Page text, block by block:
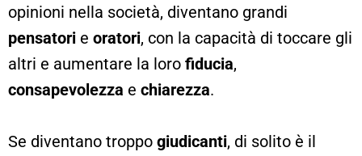
opinioni nella società, diventano grandi
pensatori e oratori, con la capacità di toccare gli
altri e aumentare la loro fiducia,
consapevolezza e chiarezza.
Se diventano troppo giudicanti, di solito è il